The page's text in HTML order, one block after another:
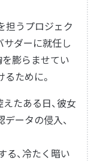
担うプロジェク
サダーに就任し
膨らませてい
ために。
たある日、彼女
ータの侵入、
る、冷たく暗い